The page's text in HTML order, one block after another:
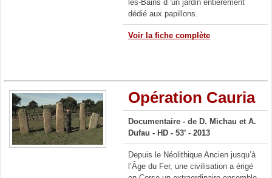
les-Bains d 'un jardin entièrement
dédié aux papillons.
Voir la fiche complète
Opération Cauria
Documentaire - de D. Michau et A.
Dufau - HD - 53’ - 2013
Depuis le Néolithique Ancien jusqu’à
l’Âge du Fer, une civilisation a érigé